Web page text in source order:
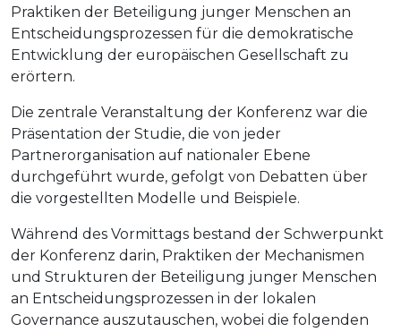
Praktiken der Beteiligung junger Menschen an
Entscheidungsprozessen für die demokratische
Entwicklung der europäischen Gesellschaft zu
erörtern.
Die zentrale Veranstaltung der Konferenz war die
Präsentation der Studie, die von jeder
Partnerorganisation auf nationaler Ebene
durchgeführt wurde, gefolgt von Debatten über
die vorgestellten Modelle und Beispiele.
Während des Vormittags bestand der Schwerpunkt
der Konferenz darin, Praktiken der Mechanismen
und Strukturen der Beteiligung junger Menschen
an Entscheidungsprozessen in der lokalen
Governance auszutauschen, wobei die folgenden